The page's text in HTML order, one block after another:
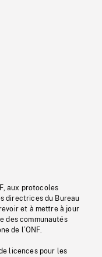
aux protocoles
directrices du Bureau
et à mettre à jour
des communautés
de l’ONF.
licences pour les